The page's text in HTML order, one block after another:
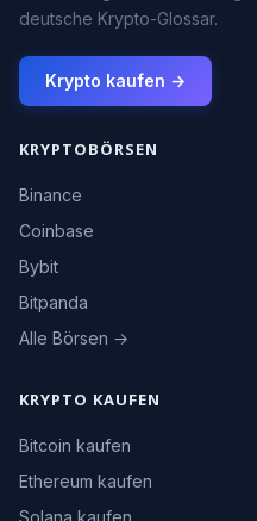
deutsche Krypto-Glossar.
Krypto kaufen →
KRYPTOBÖRSEN
Binance
Coinbase
Bybit
Bitpanda
Alle Börsen →
KRYPTO KAUFEN
Bitcoin kaufen
Ethereum kaufen